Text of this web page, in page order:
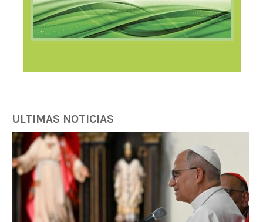
ULTIMAS NOTICIAS